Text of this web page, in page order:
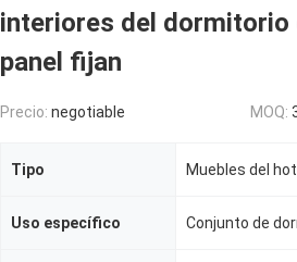
interiores del dormitorio
panel fijan
Precio: negotiable MOQ:
Tipo
Uso específico Conjunto de